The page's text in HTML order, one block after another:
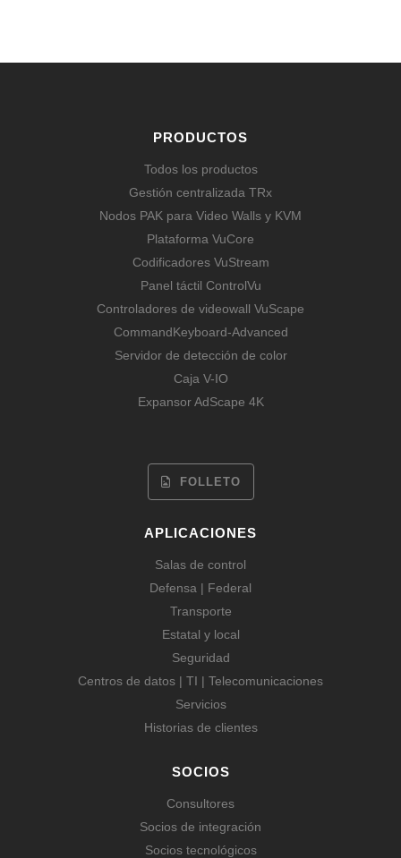
PRODUCTOS
Todos los productos
Gestión centralizada TRx
Nodos PAK para Video Walls y KVM
Plataforma VuCore
Codificadores VuStream
Panel táctil ControlVu
Controladores de videowall VuScape
CommandKeyboard-Advanced
Servidor de detección de color
Caja V-IO
Expansor AdScape 4K
FOLLETO
APLICACIONES
Salas de control
Defensa | Federal
Transporte
Estatal y local
Seguridad
Centros de datos | TI | Telecomunicaciones
Servicios
Historias de clientes
SOCIOS
Consultores
Socios de integración
Socios tecnológicos